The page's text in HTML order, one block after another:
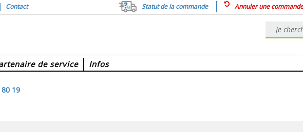
Contact Statut de la commande Annuler une commande
de service Infos
80 19